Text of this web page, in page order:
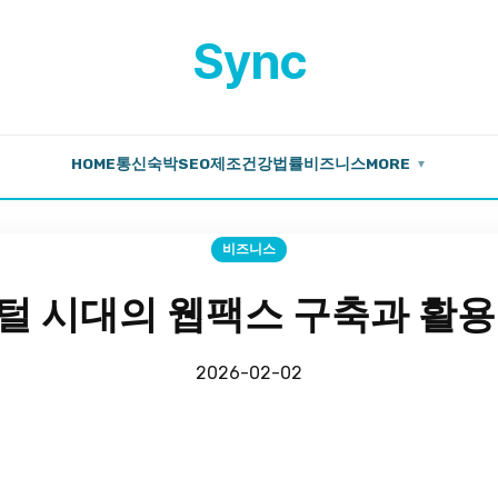
Sync
HOME통신 숙박SEO제조건강법률비즈니스MORE ▼
비즈니스
시대의 웹팩스 구축과 활
2026-02-02